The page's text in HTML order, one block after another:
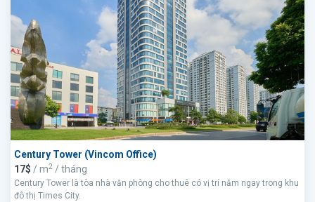
Century Tower (Vincom Office)
17$ / m2 / tháng
Century Tower là tòa nhà văn phòng cho thuê có vị trí nằm ngay trong khu
đô thị Times City.